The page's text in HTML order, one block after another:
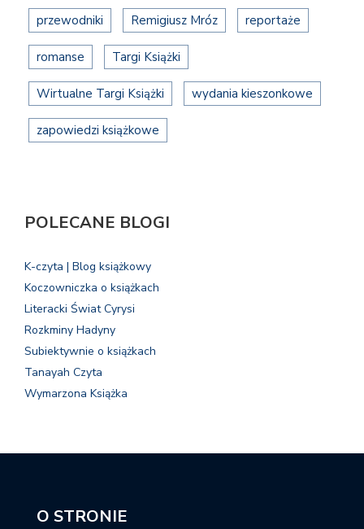
przewodniki Remigiusz Mróz reportaże
romanse Targi Książki
Wirtualne Targi Książki wydania kieszonkowe
zapowiedzi książkowe
POLECANE BLOGI
K-czyta | Blog książkowy
Koczowniczka o książkach
Literacki Świat Cyrysi
Rozkminy Hadyny
Subiektywnie o książkach
Tanayah Czyta
Wymarzona Książka
O STRONIE